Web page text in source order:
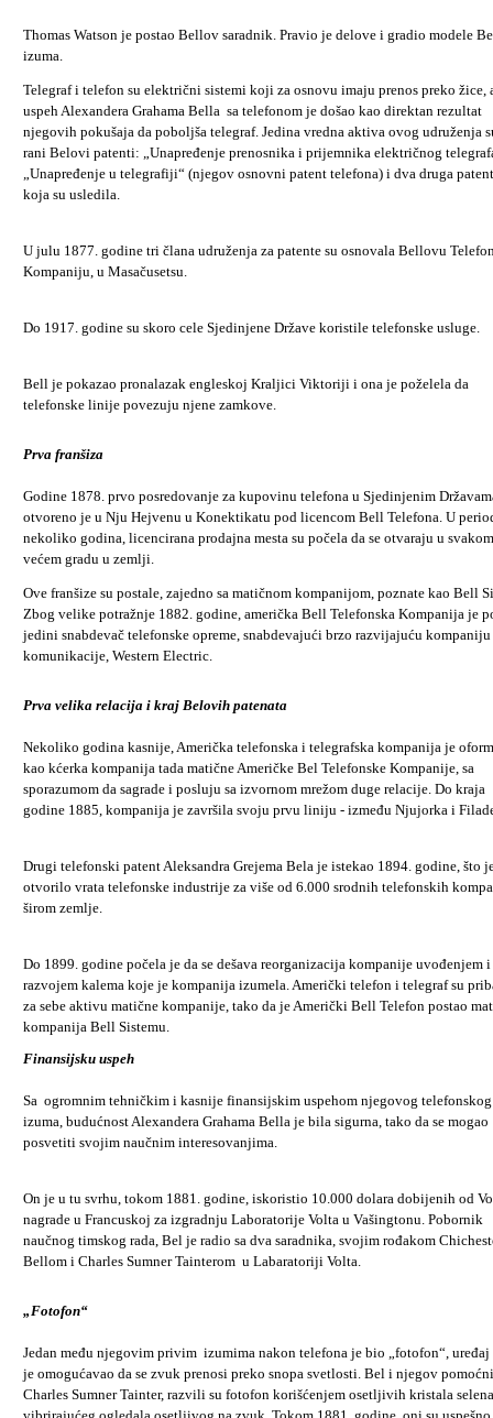
Thomas Watson je postao Bellov saradnik. Pravio je delove i gradio modele
izuma.
Telegraf i telefon su električni sistemi koji za osnovu imaju prenos preko žice,
uspeh Alexandera Grahama Bella sa telefonom je došao kao direktan rezultat
njegovih pokušaja da poboljša telegraf. Jedina vredna aktiva ovog udruženja
rani Belovi patenti: „Unapređenje prenosnika i prijemnika električnog
„Unapređenje u telegrafiji“ (njegov osnovni patent telefona) i dva druga
koja su usledila.
U julu 1877. godine tri člana udruženja za patente su osnovala Bellovu
Kompaniju, u Masačusetsu.
Do 1917. godine su skoro cele Sjedinjene Države koristile telefonske usluge.
Bell je pokazao pronalazak engleskoj Kraljici Viktoriji i ona je poželela da
telefonske linije povezuju njene zamkove.
Prva franšiza
Godine 1878. prvo posredovanje za kupovinu telefona u Sjedinjenim
otvoreno je u Nju Hejvenu u Konektikatu pod licencom Bell Telefona. U
nekoliko godina, licencirana prodajna mesta su počela da se otvaraju u svakom
većem gradu u zemlji.
Ove franšize su postale, zajedno sa matičnom kompanijom, poznate kao Bell
Zbog velike potražnje 1882. godine, američka Bell Telefonska Kompanija je
jedini snabdevač telefonske opreme, snabdevajući brzo razvijajuću kompaniju
komunikacije, Western Electric.
Prva velika relacija i kraj Belovih patenata
Nekoliko godina kasnije, Američka telefonska i telegrafska kompanija je
kao kćerka kompanija tada matične Američke Bel Telefonske Kompanije, sa
sporazumom da sagrade i posluju sa izvornom mrežom duge relacije. Do kraja
godine 1885, kompanija je završila svoju prvu liniju - između Njujorka i
Drugi telefonski patent Aleksandra Grejema Bela je istekao 1894. godine, što
otvorilo vrata telefonske industrije za više od 6.000 srodnih telefonskih
širom zemlje.
Do 1899. godine počela je da se dešava reorganizacija kompanije uvođenjem i
razvojem kalema koje je kompanija izumela. Američki telefon i telegraf su
za sebe aktivu matične kompanije, tako da je Američki Bell Telefon postao
kompanija Bell Sistemu.
Finansijsku uspeh
Sa ogromnim tehničkim i kasnije finansijskim uspehom njegovog telefonskog
izuma, budućnost Alexandera Grahama Bella je bila sigurna, tako da se mogao
posvetiti svojim naučnim interesovanjima.
On je u tu svrhu, tokom 1881. godine, iskoristio 10.000 dolara dobijenih od
nagrade u Francuskoj za izgradnju Laboratorije Volta u Vašingtonu. Pobornik
naučnog timskog rada, Bel je radio sa dva saradnika, svojim rođakom
Bellom i Charles Sumner Tainterom u Labaratoriji Volta.
„Fotofon“
Jedan među njegovim privim izumima nakon telefona je bio „fotofon“,
je omogućavao da se zvuk prenosi preko snopa svetlosti. Bel i njegov
Charles Sumner Tainter, razvili su fotofon korišćenjem osetljivih kristala